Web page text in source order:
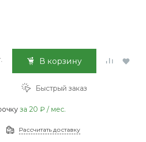
В корзину
Быстрый заказ
за 20 ₽ / мес.
Рассчитать доставку